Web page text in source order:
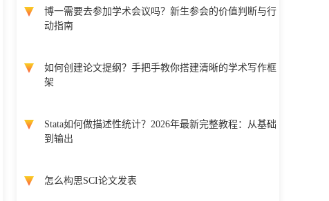
博一需要去参加学术会议吗？新生参会的价值判断与行
动指南
如何创建论文提纲？手把手教你搭建清晰的学术写作框
架
Stata如何做描述性统计？2026年最新完整教程：从基础
到输出
怎么构思SCI论文发表